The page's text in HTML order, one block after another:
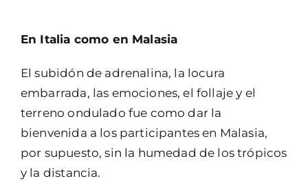
En Italia como en Malasia
El subidón de adrenalina, la locura
embarrada, las emociones, el follaje y el
terreno ondulado fue como dar la
bienvenida a los participantes en Malasia,
por supuesto, sin la humedad de los trópicos
y la distancia.